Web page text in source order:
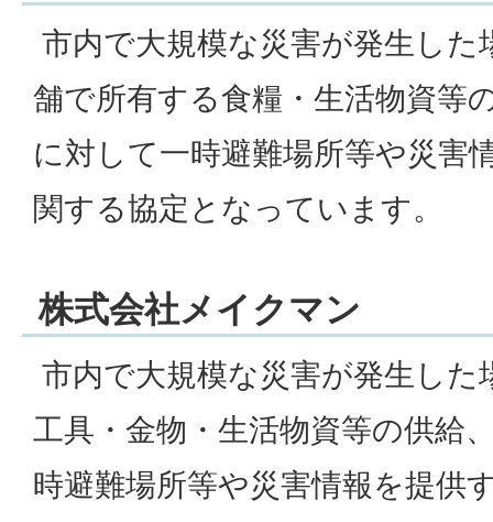
市内で大規模な災害が発生した
舗で所有する食糧・生活物資等
に対して一時避難場所等や災害
関する協定となっています。
株式会社メイクマン
市内で大規模な災害が発生した
工具・金物・生活物資等の供給
時避難場所等や災害情報を提供